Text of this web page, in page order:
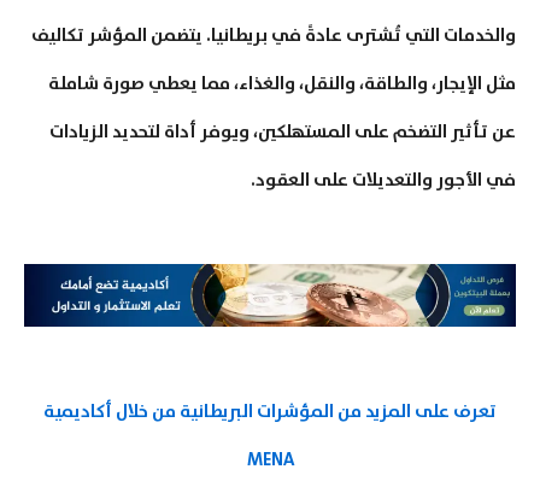
والخدمات التي تُشترى عادةً في بريطانيا. يتضمن المؤشر تكاليف
مثل الإيجار، والطاقة، والنقل، والغذاء، مما يعطي صورة شاملة
عن تأثير التضخم على المستهلكين، ويوفر أداة لتحديد الزيادات
في الأجور والتعديلات على العقود.
تعرف على المزيد من المؤشرات البريطانية من خلال أكاديمية
MENA